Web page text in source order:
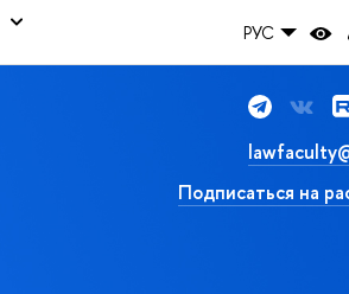
РУС
Подписаться на